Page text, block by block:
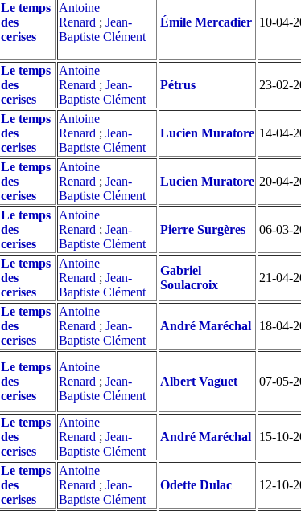
Le temps
des
cerises
Antoine
Renard ; Jean-
Baptiste Clément
Émile Mercadier 10-04-
Le temps
des
cerises
Antoine
Renard ; Jean-
Baptiste Clément
Pétrus 23-02-
Le temps
des
cerises
Antoine
Renard ; Jean-
Baptiste Clément
Lucien Muratore 14-04-
Le temps
des
cerises
Antoine
Renard ; Jean-
Baptiste Clément
Lucien Muratore 20-04-
Le temps
des
cerises
Antoine
Renard ; Jean-
Baptiste Clément
Pierre Surgères 06-03-
Le temps
des
cerises
Antoine
Renard ; Jean-
Baptiste Clément
Gabriel
Soulacroix
21-04-
Le temps
des
cerises
Antoine
Renard ; Jean-
Baptiste Clément
André Maréchal 18-04-
Le temps
des
cerises
Antoine
Renard ; Jean-
Baptiste Clément
Albert Vaguet 07-05-
Le temps
des
cerises
Antoine
Renard ; Jean-
Baptiste Clément
André Maréchal 15-10-
Le temps
des
cerises
Antoine
Renard ; Jean-
Baptiste Clément
Odette Dulac 12-10-